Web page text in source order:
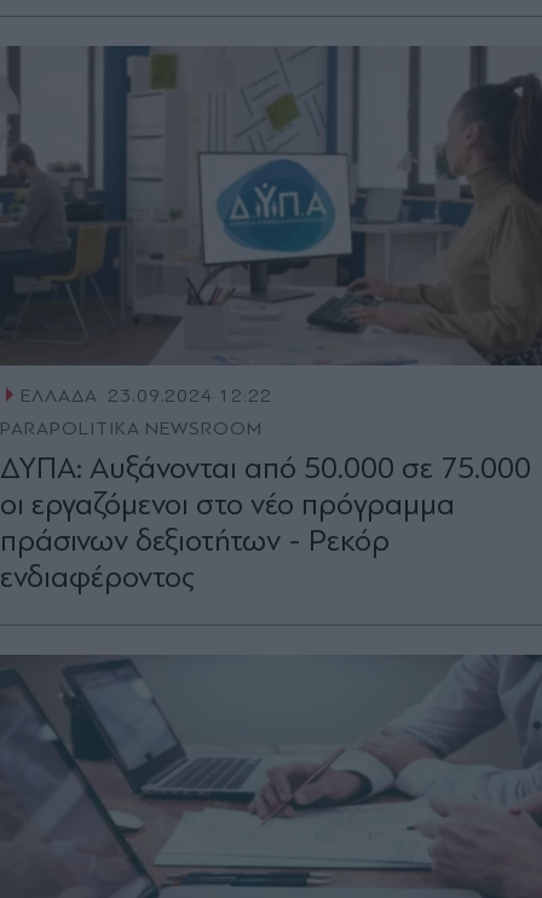
ΕΛΛΑΔΑ 23.09.2024 12:22
PARAPOLITIKA NEWSROOM
ΔΥΠΑ: Αυξάνονται από 50.000 σε 75.000
οι εργαζόμενοι στο νέο πρόγραμμα
πράσινων δεξιοτήτων - Ρεκόρ
ενδιαφέροντος